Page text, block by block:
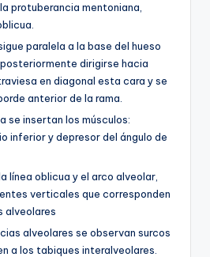
protuberancia mentoniana,
paralela a la base del hueso
dirigirse hacia
en diagonal esta cara y se
anterior de la rama.
se insertan los músculos:
inferior y depresor del ángulo de
línea oblicua y el arco alveolar,
verticales que corresponden
alveolares
alveolares se observan surcos
a los tabiques interalveolares.